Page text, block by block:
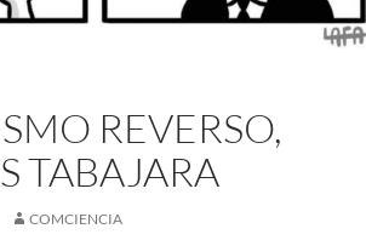
REVERSO,
TABAJARA
COMCIENCIA